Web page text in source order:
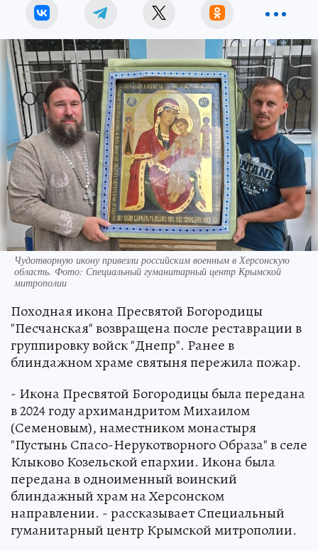
Чудотворную икону привезли российским военным в Херсонскую
область. Фото: Специальный гуманитарный центр Крымской
митрополии
Походная икона Пресвятой Богородицы
"Песчанская" возвращена после реставрации в
группировку войск "Днепр". Ранее в
блиндажном храме святыня пережила пожар.
- Икона Пресвятой Богородицы была передана
в 2024 году архимандритом Михаилом
(Семеновым), наместником монастыря
"Пустынь Спасо-Нерукотворного Образа" в селе
Клыково Козельской епархии. Икона была
передана в одноименный воинский
блиндажный храм на Херсонском
направлении. - рассказывает Специальный
гуманитарный центр Крымской митрополии.